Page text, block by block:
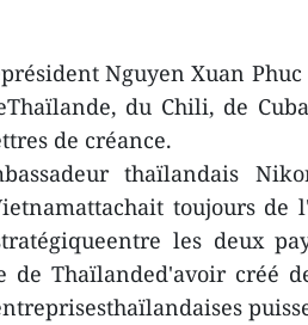
Nguyen Xuan
du Chili, de
de créance.
thaïlandais
toujours de
les deux
de Thaïlanded'avoir créé